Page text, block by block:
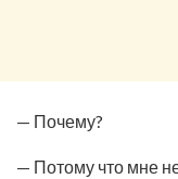
— Почему?
— Потому что мне